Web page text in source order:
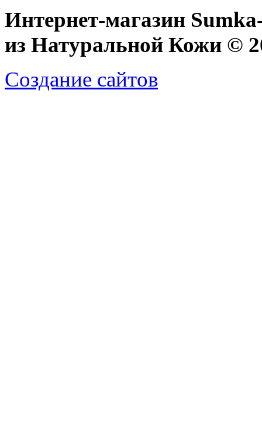
Интернет-магазин
из Натуральной Кожи ©
Создание сайтов